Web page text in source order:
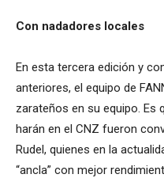
Con nadadores locales
En esta tercera edición y
anteriores, el equipo de
zarateños en su equipo. Es
harán en el CNZ fueron
Rudel, quienes en la
“ancla” con mejor